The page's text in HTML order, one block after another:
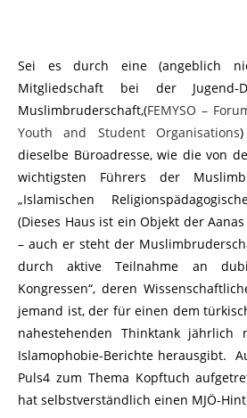
Sei es durch eine (angeblich
Mitgliedschaft bei der Jugend-
Muslimbruderschaft,(FEMYSO –
Youth and Student Organisations
dieselbe Büroadresse, wie die von
wichtigsten Führers der
„Islamischen
(Dieses Haus ist ein Objekt der
– auch er steht der
durch aktive Teilnahme an
Kongressen“, deren
jemand ist, der für einen dem
nahestehenden Thinktank jährlich
Islamophobie-Berichte herausgibt.
Puls4 zum Thema Kopftuch
hat selbstverständlich einen MJÖ-